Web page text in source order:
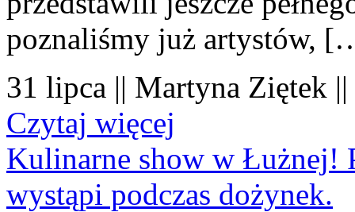
poznaliśmy już artystów,
31 lipca || Martyna Ziętek
Czytaj więcej
Kulinarne show w Łużnej!
wystąpi podczas dożynek.